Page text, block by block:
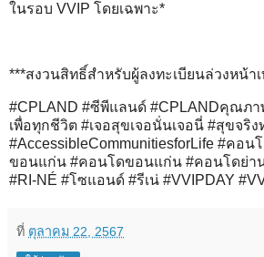
ในรอบ VVIP โดยเฉพาะ*
***สงวนสิทธิ์สำหรับผู้ลงทะเบียนล่วงหน้า
#CPLAND #ซีพีแลนด์ #CPLANDคุณภ
เพื่อทุกชีวิต #เจอสุขเจอนั่นเจอนี่ #สุขจริ
#AccessibleCommunitiesforLife #คอน
ขอนแก่น #คอนโดขอนแก่น #คอนโดย่าน
#RI-NÉ #โซแอนด์ #รีเน่ #VVIPDAY
ที่ ตุลาคม 22, 2567